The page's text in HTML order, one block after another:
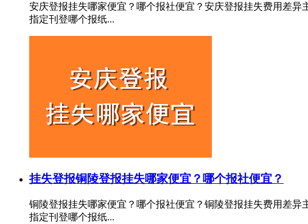
安庆登报挂失哪家便宜？哪个报社便宜？安庆登报挂失费用差
指定刊登哪个报纸...
挂失登报铜陵登报挂失哪家便宜？哪个报社便宜？
铜陵登报挂失哪家便宜？哪个报社便宜？铜陵登报挂失费用差
指定刊登哪个报纸...